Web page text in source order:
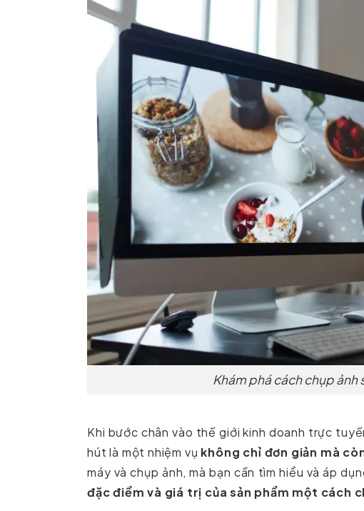
Khám phá cách chụp ảnh
Khi bước chân vào thế giới kinh doanh trực
hút là một nhiệm vụ không chỉ đơn giản mà
máy và chụp ảnh, mà bạn cần tìm hiểu và áp
đặc điểm và giá trị của sản phẩm một cách